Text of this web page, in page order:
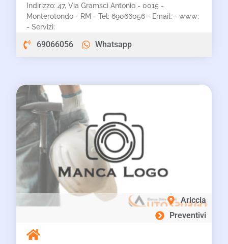
Indirizzo: 47, Via Gramsci Antonio - 0015 -
Monterotondo - RM - Tel: 69066056 - Email: - www:
- Servizi:
69066056 Whatsapp
Ariccia
Preventivi